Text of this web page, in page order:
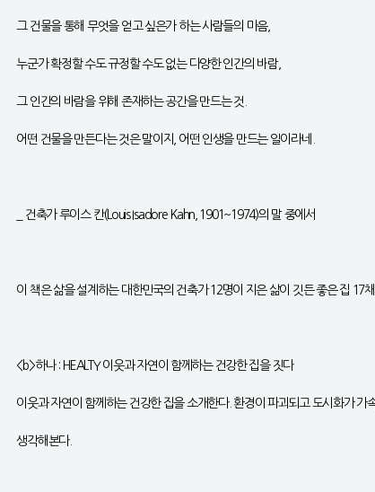
그 건물을 통해 무엇을 얻고 싶은가 하는 사람들의 마음,
누군가 확정할 수도 규정할 수도 없는 다양한 인간의 바람,
그 인간의 바람을 위해 존재하는 공간을 만드는 것.
어떤 건물을 만든다는 것은 말이지, 어떤 인생을 만드는 일이라네.
_ 건축가 루이스 칸(Louis Isadore Kahn, 1901~1974)의 말 중에서
이 책은 삶을 설계하는 대한민국의 건축가 12명이 지은 삶이 깃든 좋은 집 17
<b>하나 : HEALTY 이웃과 자연이 함께하는 건강한 집을 짓다
이웃과 자연이 함께하는 건강한 집을 소개한다. 환경이 파괴되고 도시화가
생각해본다.